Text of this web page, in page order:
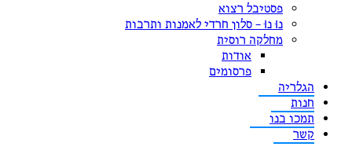
פסטיבל רצוא
נוּ נוּ – סלון חרדי לאמנות ותרבות
מחלקה רוסית
אודות
פרסומים
הגלריה
חנות
תמכו בנו
קשר